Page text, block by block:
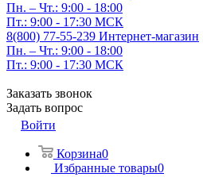
Пн. – Чт.: 9:00 - 18:00
Пт.: 9:00 - 17:30 МСК
8(800) 77-55-239 Интернет-магазин
Пн. – Чт.: 9:00 - 18:00
Пт.: 9:00 - 17:30 МСК
Заказать звонок
Задать вопрос
Войти
Корзина0
Избранные товары0